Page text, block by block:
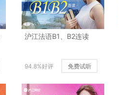
沪江法语B1、B2连读
94.8%好评 免费试听